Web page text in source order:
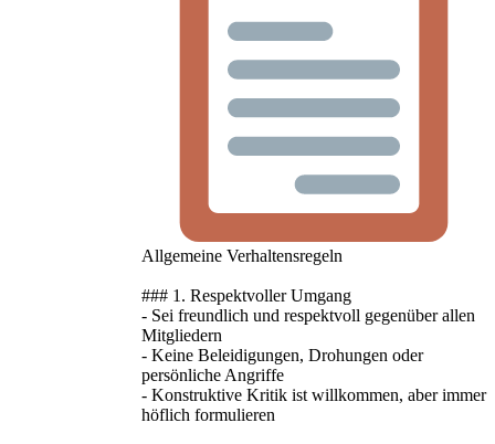
Allgemeine Verhaltensregeln
### 1. Respektvoller Umgang
- Sei freundlich und respektvoll gegenüber allen
Mitgliedern
- Keine Beleidigungen, Drohungen oder
persönliche Angriffe
- Konstruktive Kritik ist willkommen, aber immer
höflich formulieren